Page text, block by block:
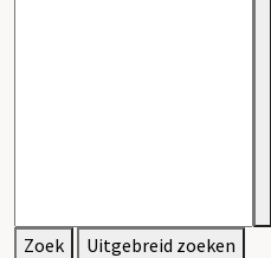
Zoek
Uitgebreid zoeken